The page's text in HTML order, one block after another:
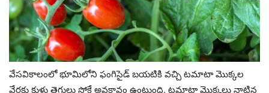
వేసవికాలంలో భూమిలోని ఫంగిసైడ్‌ బయటికి వచ్చి టమాటా మొక్కల
వేర్లకు కుళ్లు తెగులు సోకే అవకావం ఉంటుంది. టమాటా మొక్కలు నాటిన